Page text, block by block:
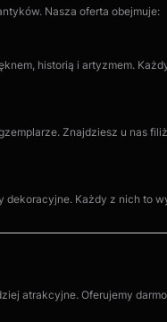
Nasza oferta obejmuje:
historią i artyzmem.
Znajdziesz u nas
Każdy z nich to
atrakcyjne. Oferujemy